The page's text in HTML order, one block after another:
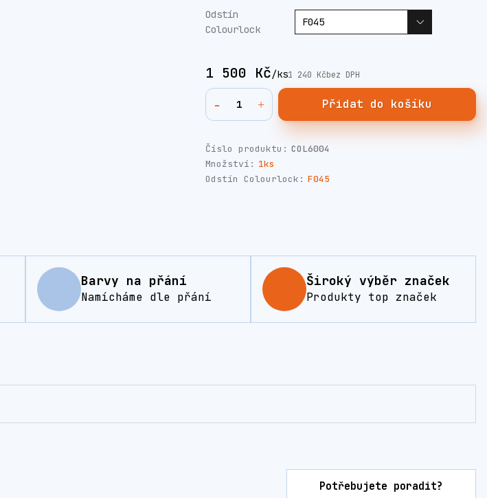
Odstín
Colourlock
1 500 Kč/ks1 240 Kčbez DPH
Přidat do košíku
Číslo produktu: COL6004
Množství: 1ks
Odstín Colourlock: F045
Barvy na přání
Namícháme dle přání
Široký výběr značek
Produkty top značek
Potřebujete poradit?